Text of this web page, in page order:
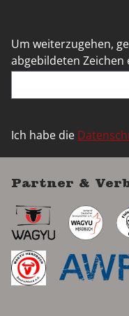
Um weiterzugehen,
abgebildeten Zeichen
Ich habe die
Partner &